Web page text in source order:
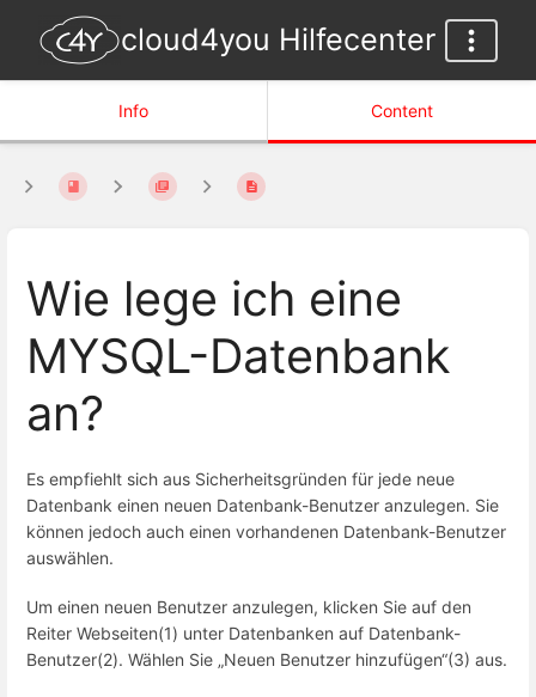
cloud4you Hilfecenter
Info Content
Wie lege ich eine
MYSQL-Datenbank
an?
Es empfiehlt sich aus Sicherheitsgründen für jede neue
Datenbank einen neuen Datenbank-Benutzer anzulegen. Sie
können jedoch auch einen vorhandenen Datenbank-Benutzer
auswählen.
Um einen neuen Benutzer anzulegen, klicken Sie auf den
Reiter Webseiten(1) unter Datenbanken auf Datenbank-
Benutzer(2). Wählen Sie „Neuen Benutzer hinzufügen“(3) aus.